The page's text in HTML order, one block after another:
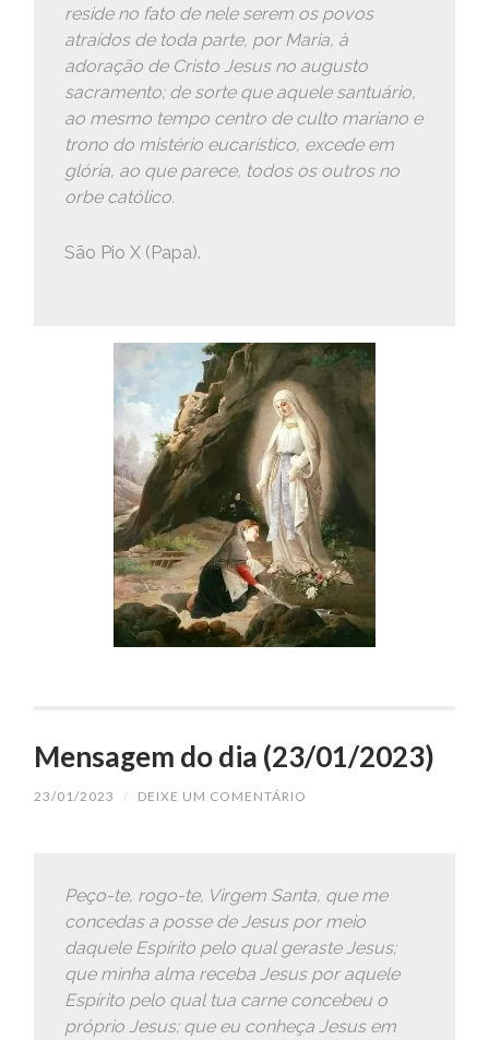
reside no fato de nele serem os povos
atraídos de toda parte, por Maria, à
adoração de Cristo Jesus no augusto
sacramento; de sorte que aquele santuário,
ao mesmo tempo centro de culto mariano e
trono do mistério eucarístico, excede em
glória, ao que parece, todos os outros no
orbe católico.
São Pio X (Papa).
Mensagem do dia (23/01/2023)
23/01/2023 / DEIXE UM COMENTÁRIO
Peço-te, rogo-te, Virgem Santa, que me
concedas a posse de Jesus por meio
daquele Espírito pelo qual geraste Jesus;
que minha alma receba Jesus por aquele
Espírito pelo qual tua carne concebeu o
próprio Jesus; que eu conheça Jesus em